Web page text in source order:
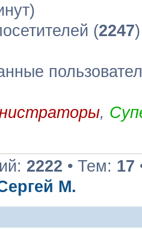
(2247
,
2222 • Тем: 17
М.